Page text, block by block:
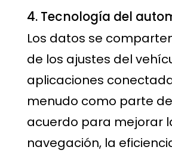
4. Tecnología del
Los datos se
de los ajustes del
aplicaciones
menudo como parte
acuerdo para mejorar
navegación, la